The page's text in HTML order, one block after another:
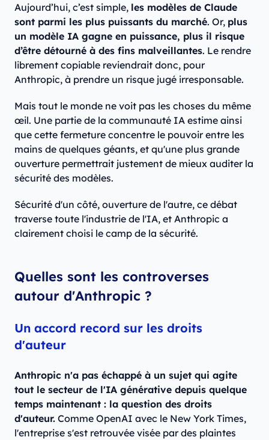
Aujourd’hui, c’est simple, les modèles de Claude
sont parmi les plus puissants du marché. Or, plus
un modèle IA gagne en puissance, plus il risque
d’être détourné à des fins malveillantes. Le rendre
librement copiable reviendrait donc, pour
Anthropic, à prendre un risque jugé irresponsable.
Mais tout le monde ne voit pas les choses du même
œil. Une partie de la communauté IA estime ainsi
que cette fermeture concentre le pouvoir entre les
mains de quelques géants, et qu'une plus grande
ouverture permettrait justement de mieux auditer la
sécurité des modèles.
Sécurité d'un côté, ouverture de l'autre, ce débat
traverse toute l'industrie de l'IA, et Anthropic a
clairement choisi le camp de la sécurité.
Quelles sont les controverses
autour d'Anthropic ?
Un accord record sur les droits
d'auteur
Anthropic n'a pas échappé à un sujet qui agite
tout le secteur de l'IA générative depuis quelque
temps maintenant : la question des droits
d'auteur. Comme OpenAI avec le New York Times,
l'entreprise s'est retrouvée visée par des plaintes